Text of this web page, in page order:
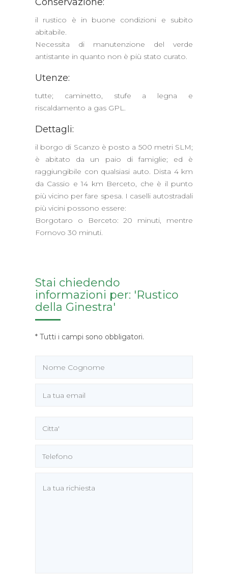
Conservazione:
il rustico è in buone condizioni e subito
abitabile.
Necessita di manutenzione del verde
antistante in quanto non è più stato curato.
Utenze:
tutte; caminetto, stufe a legna e
riscaldamento a gas GPL.
Dettagli:
il borgo di Scanzo è posto a 500 metri SLM;
è abitato da un paio di famiglie; ed è
raggiungibile con qualsiasi auto. Dista 4 km
da Cassio e 14 km Berceto, che è il punto
più vicino per fare spesa. I caselli autostradali
più vicini possono essere:
Borgotaro o Berceto: 20 minuti, mentre
Fornovo 30 minuti.
Stai chiedendo
informazioni per: 'Rustico
della Ginestra'
* Tutti i campi sono obbligatori.